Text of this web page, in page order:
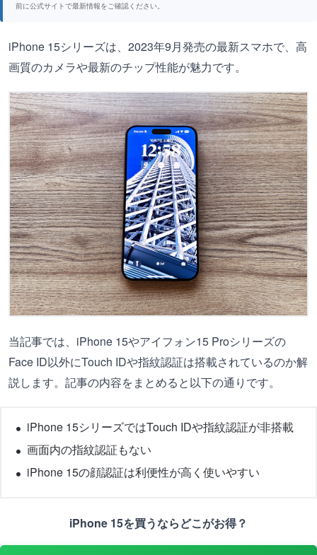
前に公式サイトで最新情報をご確認ください。
iPhone 15シリーズは、2023年9月発売の最新スマホで、高
画質のカメラや最新のチップ性能が魅力です。
当記事では、iPhone 15やアイフォン15 Proシリーズの
Face ID以外にTouch IDや指紋認証は搭載されているのか解
説します。記事の内容をまとめると以下の通りです。
iPhone 15シリーズではTouch IDや指紋認証が非搭載
画面内の指紋認証もない
iPhone 15の顔認証は利便性が高く使いやすい
iPhone 15を買うならどこがお得？